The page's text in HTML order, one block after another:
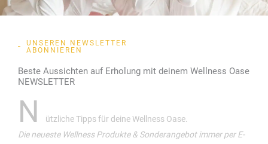
UNSEREN NEWSLETTER
ABONNIEREN
Beste Aussichten auf Erholung mit deinem Wellness Oase
NEWSLETTER
N
ützliche Tipps für deine Wellness Oase.
Die neueste Wellness Produkte & Sonderangebot immer per E-